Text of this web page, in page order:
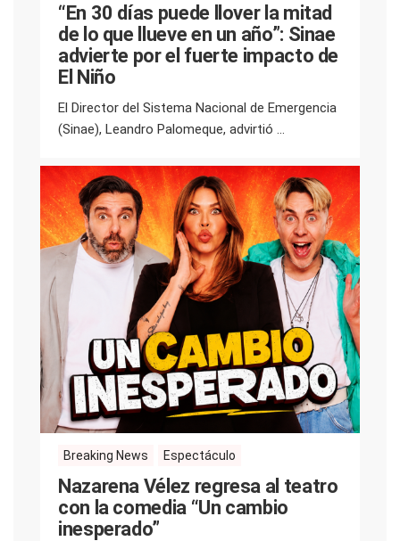
“En 30 días puede llover la mitad
de lo que llueve en un año”: Sinae
advierte por el fuerte impacto de
El Niño
El Director del Sistema Nacional de Emergencia
(Sinae), Leandro Palomeque, advirtió ...
Breaking News Espectáculo
Nazarena Vélez regresa al teatro
con la comedia “Un cambio
inesperado”